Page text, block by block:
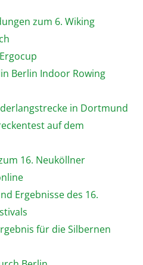
zum 6. Wiking
Berlin Indoor Rowing
in Dortmund
auf dem
16. Neuköllner
Ergebnisse des 16.
für die Silbernen